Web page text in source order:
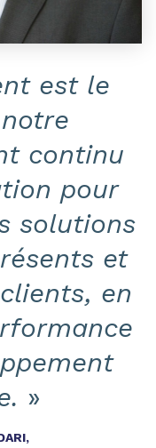
est le
continu
pour
solutions
et
en
»